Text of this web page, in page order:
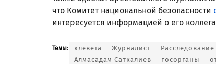
что Комитет национальной безопасности
интересуется информацией о его
Темы: клевета Журналист Расследование
Алмасадам Саткалиев
госорганы